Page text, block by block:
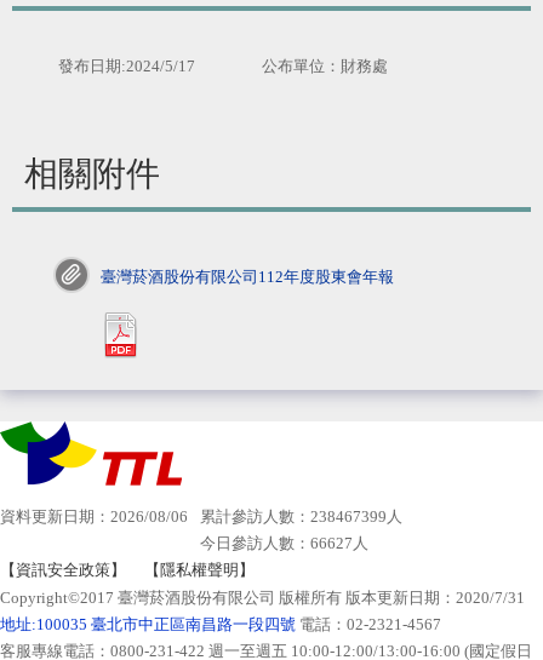
發布日期:2024/5/17 公布單位：財務處
相關附件
臺灣菸酒股份有限公司112年度股東會年報
pdf>
資料更新日期：2026/08/06
累計參訪人數：238467399人
今日參訪人數：66627人
【資訊安全政策】
【隱私權聲明】
Copyright©2017 臺灣菸酒股份有限公司 版權所有 版本更新日期：2020/7/31
地址:100035 臺北市中正區南昌路一段四號 電話：02-2321-4567
客服專線電話：0800-231-422 週一至週五 10:00-12:00/13:00-16:00 (國定假日